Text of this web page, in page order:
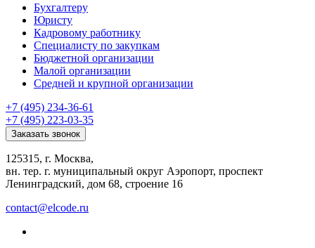
Бухгалтеру
Юристу
Кадровому работнику
Специалисту по закупкам
Бюджетной организации
Малой организации
Средней и крупной организации
+7 (495) 234-36-61
+7 (495) 223-03-35
Заказать звонок
125315, г. Москва,
вн. тер. г. муниципальный округ Аэропорт, проспект
Ленинградский, дом 68, строение 16
contact@elcode.ru